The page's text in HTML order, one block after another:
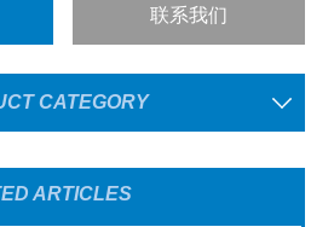
联系我们
CATEGORY
ARTICLES